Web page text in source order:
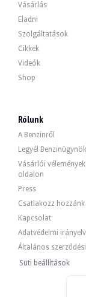
Belül az eladó
A 3,2 literes
Az autó 4 eredeti
Az eladó a szlovákiai
Az eladó tartalékárat
Vásárlás
Eladni
Szolgáltatások
Cikkek
Videók
Shop
Rólunk
A Benzinről
Legyél Benzinügynök
Vásárlói
oldalon
Press
Csatlakozz hozzánk
Kapcsolat
Adatvédelmi
Általános
Süti beállítások